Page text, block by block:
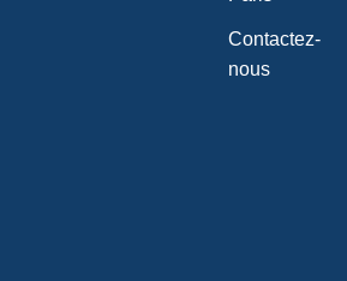
Contactez-
nous